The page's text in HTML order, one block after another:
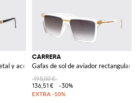
y acetato
CARRERA
Gafas de sol de aviador
195,00 €
136,51 €
-30%